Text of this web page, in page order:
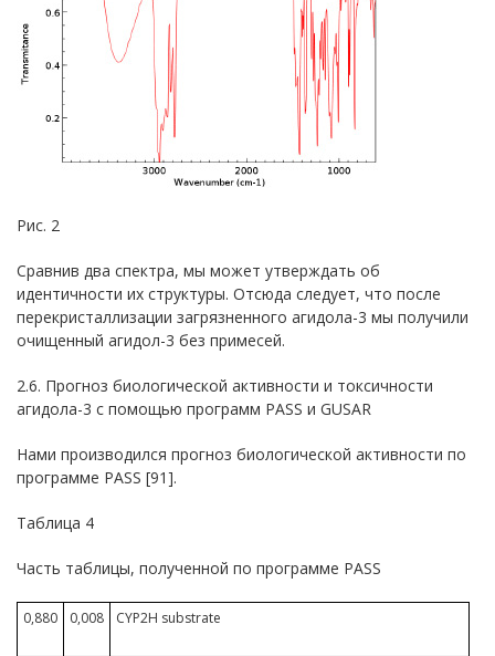
Рис. 2
Сравнив два спектра, мы может утверждать об
идентичности их структуры. Отсюда следует, что после
перекристаллизации загрязненного агидола-3 мы получили
очищенный агидол-3 без примесей.
2.6. Прогноз биологической активности и токсичности
агидола-3 с помощью программ PASS и GUSAR
Нами производился прогноз биологической активности по
программе PASS [91].
Таблица 4
Часть таблицы, полученной по программе PASS
0,880 0,008 CYP2H substrate